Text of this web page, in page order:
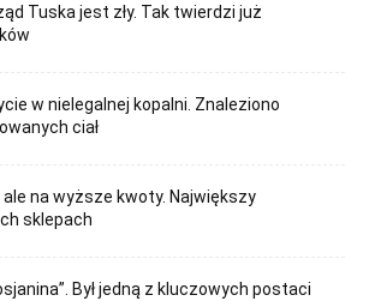
Tuska jest zły. Tak twierdzi już
w nielegalnej kopalni. Znaleziono
ciał
ale na wyższe kwoty. Największy
sklepach
Był jedną z kluczowych postaci